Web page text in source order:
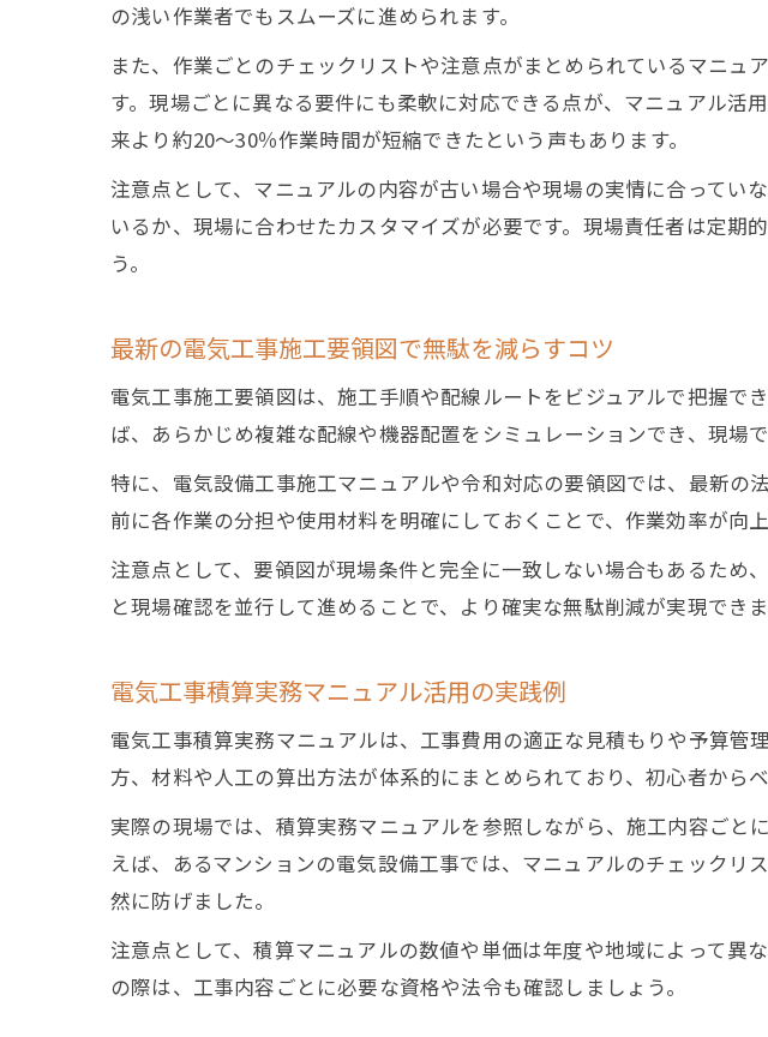
積算実務マニュア
電気工事の1人工単
積算実務マニュア
電気工事マニュアル
積算実務マニュアル
効率的な電気工事
現場管理を変える最新電
電気設備工事積算
資格取得に挑む方へ電気
電気工事士の難易
実践に役立つ電気
の浅い作業者でもスムーズに進められます。
また、作業ごとのチェックリストや注意点がまとめられているマニ
す。現場ごとに異なる要件にも柔軟に対応できる点が、マニュアル活
来より約20〜30％作業時間が短縮できたという声もあります。
注意点として、マニュアルの内容が古い場合や現場の実情に合ってい
いるか、現場に合わせたカスタマイズが必要です。現場責任者は定
う。
最新の電気工事施工要領図で無駄を減らすコツ
電気工事施工要領図は、施工手順や配線ルートをビジュアルで把握
ば、あらかじめ複雑な配線や機器配置をシミュレーションでき、現場
特に、電気設備工事施工マニュアルや令和対応の要領図では、最新
前に各作業の分担や使用材料を明確にしておくことで、作業効率が向
注意点として、要領図が現場条件と完全に一致しない場合もあるた
と現場確認を並行して進めることで、より確実な無駄削減が実現できま
電気工事積算実務マニュアル活用の実践例
電気工事積算実務マニュアルは、工事費用の適正な見積もりや予算
方、材料や人工の算出方法が体系的にまとめられており、初心者から
実際の現場では、積算実務マニュアルを参照しながら、施工内容ご
えば、あるマンションの電気設備工事では、マニュアルのチェック
然に防げました。
注意点として、積算マニュアルの数値や単価は年度や地域によって
の際は、工事内容ごとに必要な資格や法令も確認しましょう。
お問
お問